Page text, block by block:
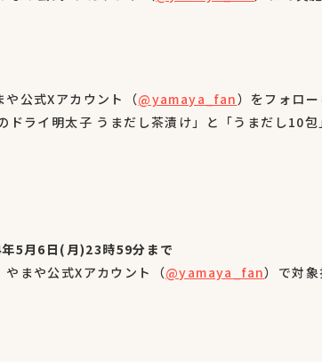
や公式Xアカウント（@yamaya_fan）をフォロ
ドライ明太子 うまだし茶漬け」と「うまだし10包
5月6日(月)23時59分まで
まや公式Xアカウント（@yamaya_fan）で対象